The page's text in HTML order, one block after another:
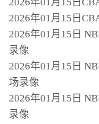
2026年01月15日
2026年01月15日
录像
2026年01月15日
场录像
2026年01月15日
录像